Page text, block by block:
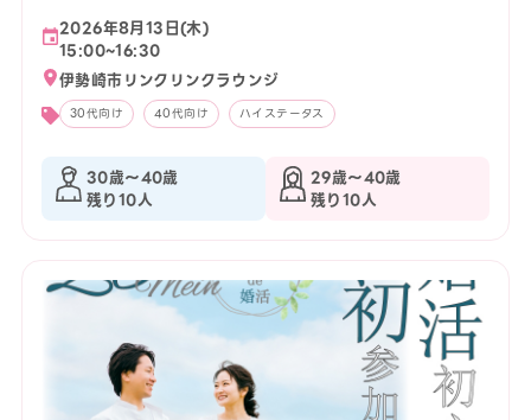
2026年8月13日(木)
15:00~16:30
伊勢崎市リンクリンクラウンジ
30代向け 40代向け ハイステータス
30歳〜40歳
残り10人
29歳〜40歳
残り10人